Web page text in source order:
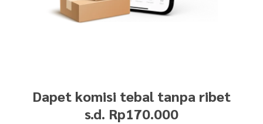
Dapet komisi tebal tanpa ribet
s.d. Rp170.000